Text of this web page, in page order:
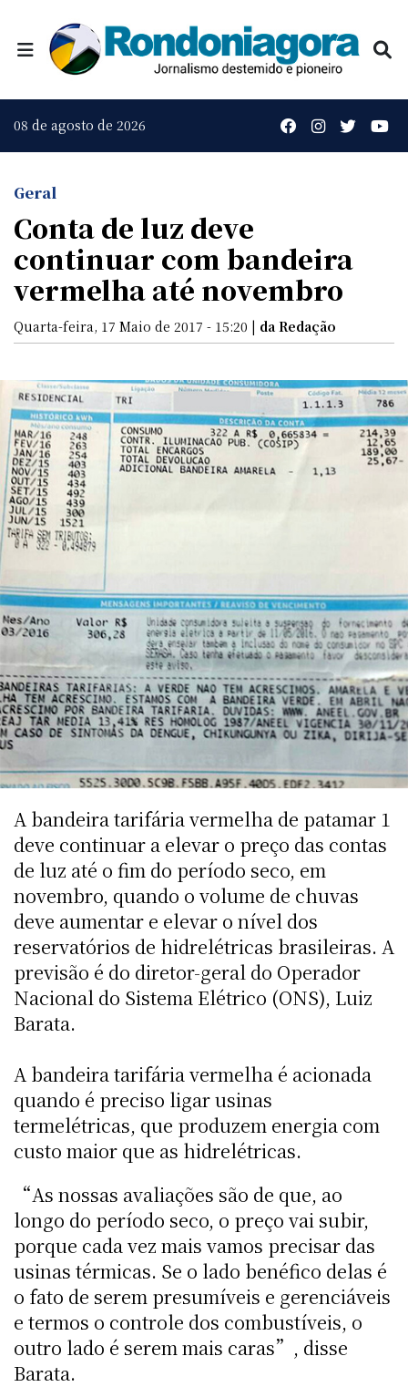
08 de agosto de 2026
Geral
Conta de luz deve
continuar com bandeira
vermelha até novembro
Quarta-feira, 17 Maio de 2017 - 15:20 | da Redação
A bandeira tarifária vermelha de patamar 1
deve continuar a elevar o preço das contas
de luz até o fim do período seco, em
novembro, quando o volume de chuvas
deve aumentar e elevar o nível dos
reservatórios de hidrelétricas brasileiras. A
previsão é do diretor-geral do Operador
Nacional do Sistema Elétrico (ONS), Luiz
Barata.
A bandeira tarifária vermelha é acionada
quando é preciso ligar usinas
termelétricas, que produzem energia com
custo maior que as hidrelétricas.
“As nossas avaliações são de que, ao
longo do período seco, o preço vai subir,
porque cada vez mais vamos precisar das
usinas térmicas. Se o lado benéfico delas é
o fato de serem presumíveis e gerenciáveis
e termos o controle dos combustíveis, o
outro lado é serem mais caras”, disse
Barata.